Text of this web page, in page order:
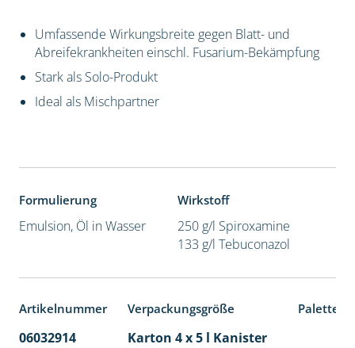
Umfassende Wirkungsbreite gegen Blatt- und
Abreifekrankheiten einschl. Fusarium-Bekämpfung
Stark als Solo-Produkt
Ideal als Mischpartner
Formulierung
Emulsion, Öl in Wasser
Wirkstoff
250 g/l Spiroxamine
133 g/l Tebuconazol
Artikelnummer Verpackungsgröße
06032914 Karton 4 x 5 l Kanister